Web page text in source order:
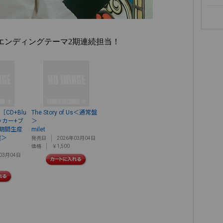
ディングテーマ2期連続担当！
CD+Blu
カー+ブ
間生産
月04日
The Story of Us＜通常盤
＞
milet
発売日
2026年03月04日
価格
￥1,500